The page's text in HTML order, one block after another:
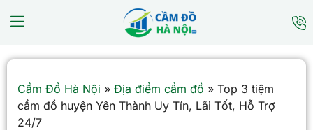
Cầm Đồ Hà Nội » Địa điểm cầm đồ » Top 3 tiệm
cầm đồ huyện Yên Thành Uy Tín, Lãi Tốt, Hỗ Trợ
24/7